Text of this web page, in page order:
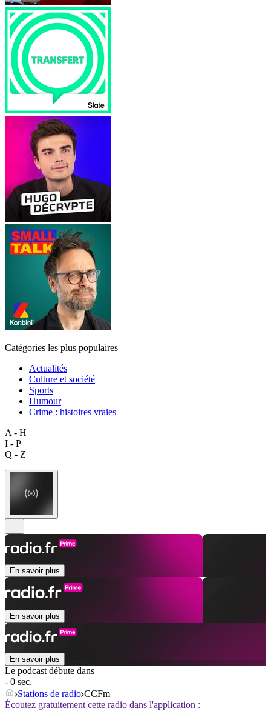
Catégories les plus populaires
Actualités
Culture et société
Sports
Humour
Crime : histoires vraies
A - H
I - P
Q - Z
En savoir plus
En savoir plus
En savoir plus
Le podcast débute dans
- 0 sec.
Stations de radio CCFm
Écoutez gratuitement cette radio dans l'application :